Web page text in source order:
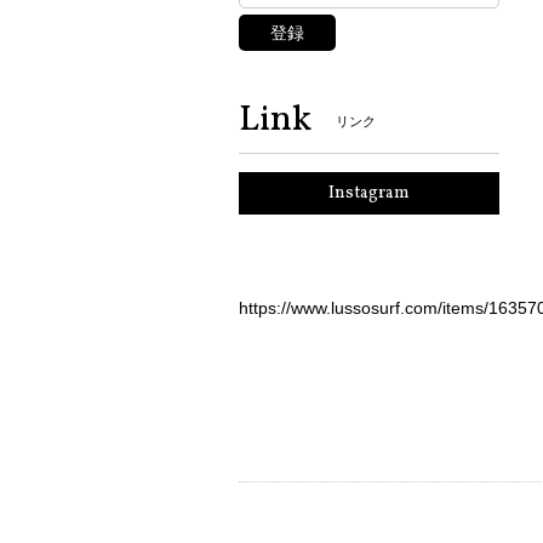
登録
Link リンク
Instagram
https://www.lussosurf.com/items/